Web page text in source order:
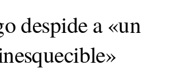
despide a «un